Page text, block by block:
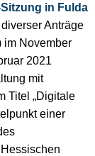
in Fulda
Anträge
im November
2021
mit
Titel „Digitale
einer